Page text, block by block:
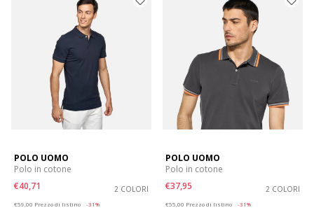
POLO UOMO
Polo in cotone
€40,71
2 COLORI
€59,00 Prezzo di listino
-31%
POLO UOMO
Polo in cotone
€37,95
2 COLORI
€55,00 Prezzo di listino
-31%